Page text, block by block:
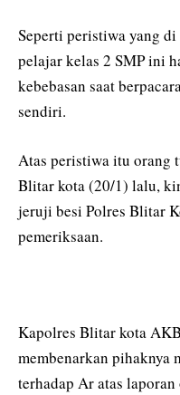
Seperti peristiwa yang
pelajar kelas 2 SMP ini
kebebasan saat
sendiri.
Atas peristiwa itu orang
Blitar kota (20/1) lalu,
jeruji besi Polres Blitar
pemeriksaan.
Kapolres Blitar kota
membenarkan pihaknya
terhadap Ar atas